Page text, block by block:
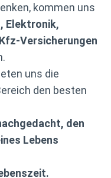
kommen uns
Elektronik,
Versicherungen
uns die
den besten
den
Lebens